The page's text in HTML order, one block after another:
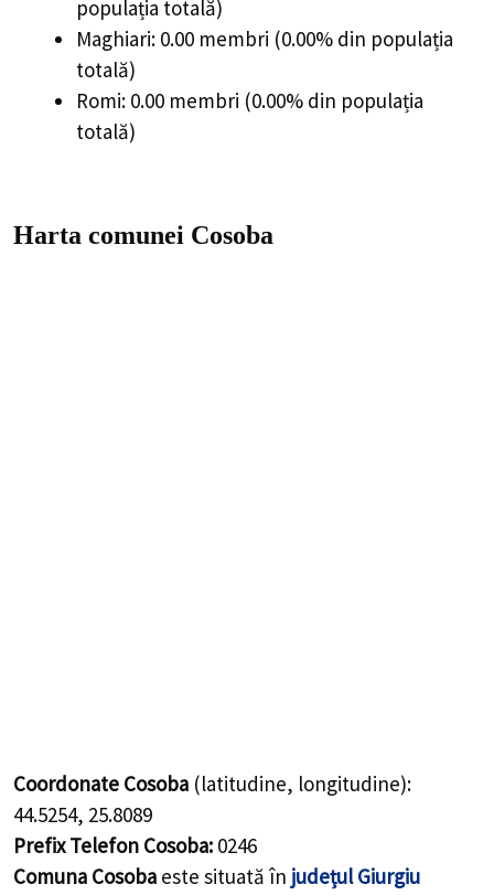
populația totală)
Maghiari: 0.00 membri (0.00% din populația
totală)
Romi: 0.00 membri (0.00% din populația
totală)
Harta comunei Cosoba
Coordonate Cosoba (latitudine, longitudine):
44.5254, 25.8089
Prefix Telefon Cosoba: 0246
Comuna Cosoba este situată în județul Giurgiu